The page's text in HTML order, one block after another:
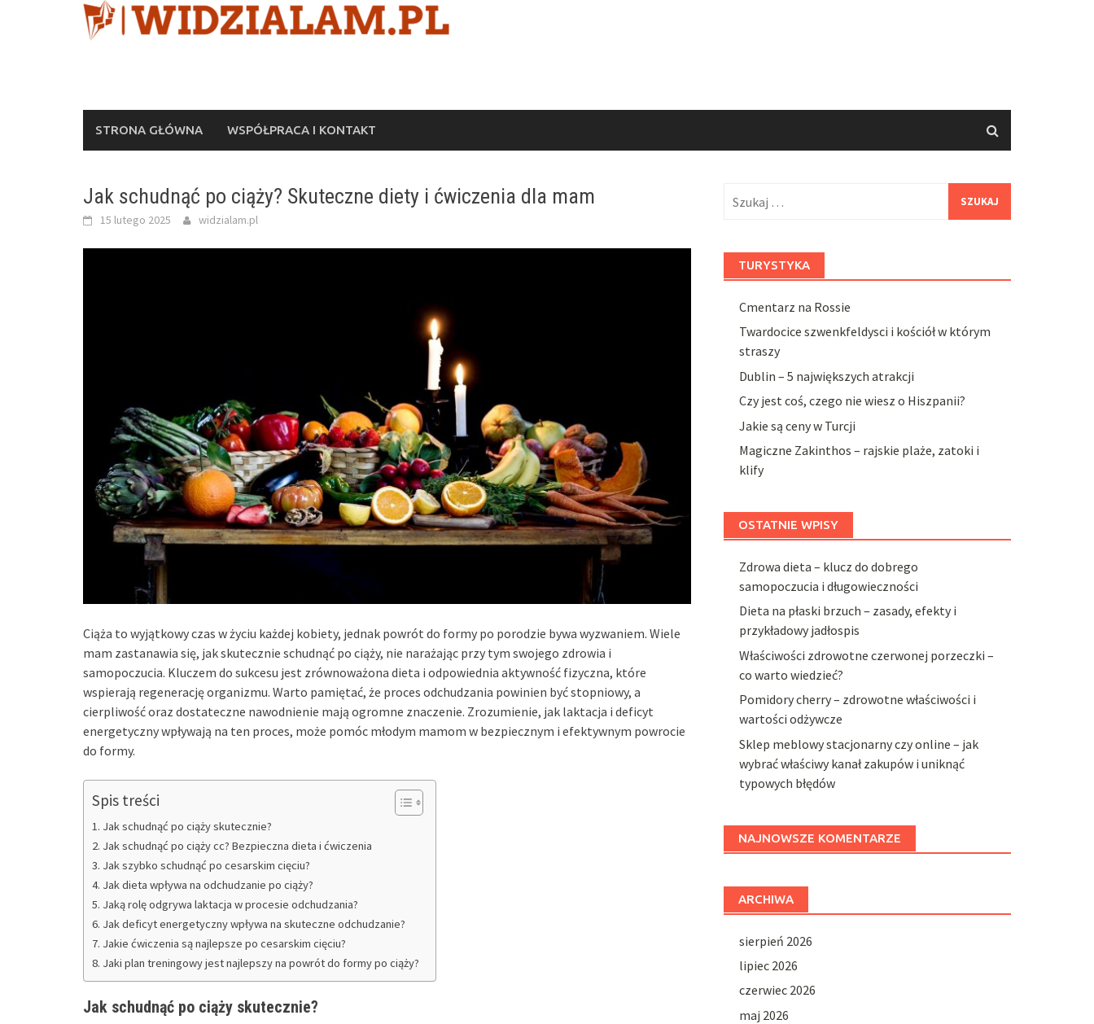
STRONA GŁÓWNA WSPÓŁPRACA I KONTAKT
Jak schudnąć po ciąży? Skuteczne diety i ćwiczenia dla mam
15 lutego 2025 widzialam.pl
Ciąża to wyjątkowy czas w życiu każdej kobiety, jednak powrót do formy po porodzie bywa wyzwaniem. Wiele
mam zastanawia się, jak skutecznie schudnąć po ciąży, nie narażając przy tym swojego zdrowia i
samopoczucia. Kluczem do sukcesu jest zrównoważona dieta i odpowiednia aktywność fizyczna, które
wspierają regenerację organizmu. Warto pamiętać, że proces odchudzania powinien być stopniowy, a
cierpliwość oraz dostateczne nawodnienie mają ogromne znaczenie. Zrozumienie, jak laktacja i deficyt
energetyczny wpływają na ten proces, może pomóc młodym mamom w bezpiecznym i efektywnym powrocie
do formy.
Spis treści
Jak schudnąć po ciąży skutecznie?
Jak schudnąć po ciąży cc? Bezpieczna dieta i ćwiczenia
Jak szybko schudnąć po cesarskim cięciu?
Jak dieta wpływa na odchudzanie po ciąży?
Jaką rolę odgrywa laktacja w procesie odchudzania?
Jak deficyt energetyczny wpływa na skuteczne odchudzanie?
Jakie ćwiczenia są najlepsze po cesarskim cięciu?
Jaki plan treningowy jest najlepszy na powrót do formy po ciąży?
Jak schudnąć po ciąży skutecznie?
TURYSTYKA
Cmentarz na Rossie
Twardocice szwenkfeldysci i kościół w którym
straszy
Dublin – 5 największych atrakcji
Czy jest coś, czego nie wiesz o Hiszpanii?
Jakie są ceny w Turcji
Magiczne Zakinthos – rajskie plaże, zatoki i
klify
OSTATNIE WPISY
Zdrowa dieta – klucz do dobrego
samopoczucia i długowieczności
Dieta na płaski brzuch – zasady, efekty i
przykładowy jadłospis
Właściwości zdrowotne czerwonej porzeczki –
co warto wiedzieć?
Pomidory cherry – zdrowotne właściwości i
wartości odżywcze
Sklep meblowy stacjonarny czy online – jak
wybrać właściwy kanał zakupów i uniknąć
typowych błędów
NAJNOWSZE KOMENTARZE
ARCHIWA
sierpień 2026
lipiec 2026
czerwiec 2026
maj 2026